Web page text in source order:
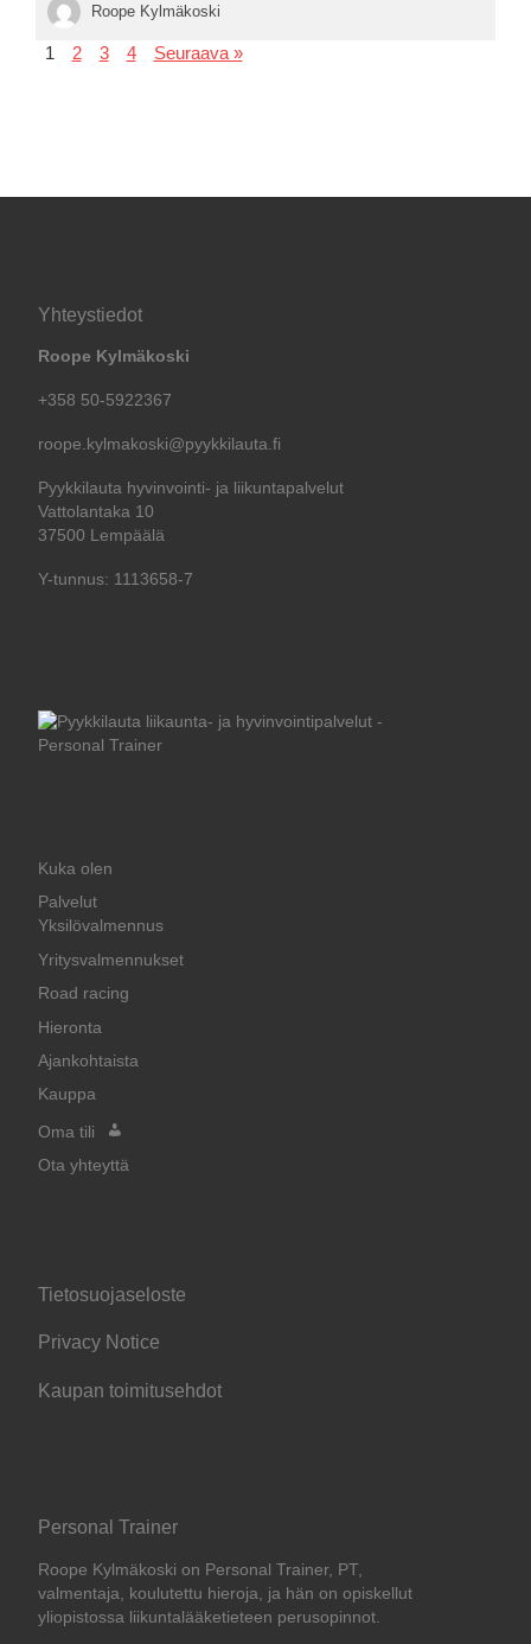
Roope Kylmäkoski
1 2 3 4 Seuraava »
Yhteystiedot
Roope Kylmäkoski
+358 50-5922367
roope.kylmakoski@pyykkilauta.fi
Pyykkilauta hyvinvointi- ja liikuntapalvelut
Vattolantaka 10
37500 Lempäälä
Y-tunnus: 1113658-7
Kuka olen
Palvelut
Yksilövalmennus
Yritysvalmennukset
Road racing
Hieronta
Ajankohtaista
Kauppa
Oma tili
Ota yhteyttä
Tietosuojaseloste
Privacy Notice
Kaupan toimitusehdot
Personal Trainer
Roope Kylmäkoski on Personal Trainer, PT,
valmentaja, koulutettu hieroja, ja hän on opiskellut
yliopistossa liikuntalääketieteen perusopinnot.